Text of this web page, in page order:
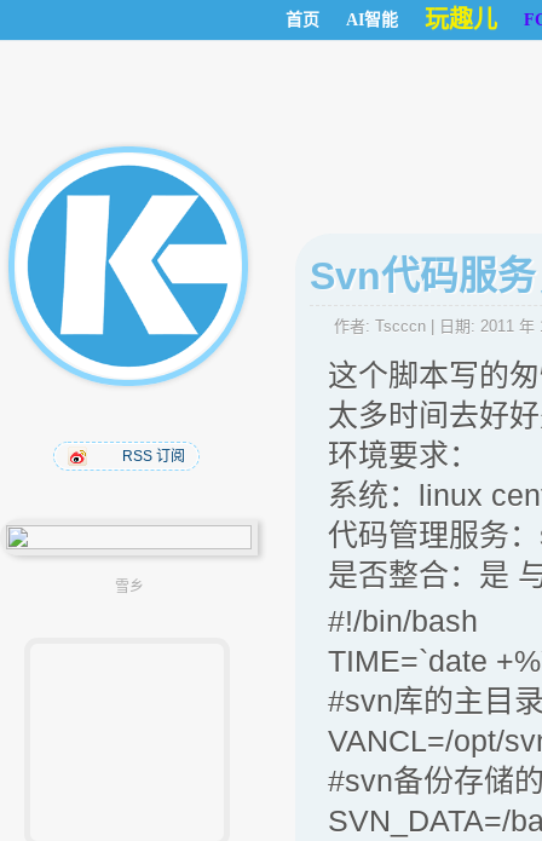
首页 AI智能 玩趣儿
RSS 订阅
雪乡
Svn代码服
作者: Tscccn | 日期: 2011 年
这个脚本写的
太多时间去好
环境要求：
系统：linux
代码管理服务
是否整合：是
#!/bin/bash
TIME=`date
#svn库的主目
VANCL=/opt/
#svn备份存储
SVN_DATA=/